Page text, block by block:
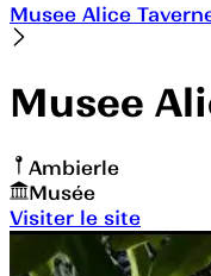
Musee Alice
Musee
Ambierle
Musée
Visiter le site